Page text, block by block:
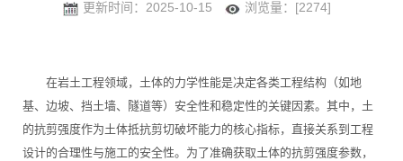
更新时间：2025-10-15 浏览量：[2274]
在岩土工程领域，土体的力学性能是决定各类工程结构（如地
基、边坡、挡土墙、隧道等）安全性和稳定性的关键因素。其中，土
的抗剪强度作为土体抵抗剪切破坏能力的核心指标，直接关系到工程
设计的合理性与施工的安全性。为了准确获取土体的抗剪强度参数，